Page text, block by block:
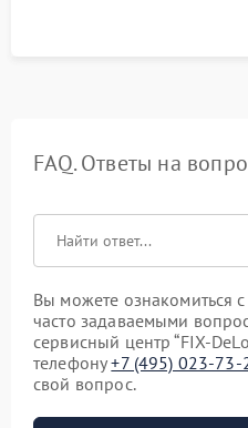
FAQ. Ответы на
Вы можете ознакомиться
часто задаваемыми
сервисный центр “FIX-
телефону+7 (495) 023-73-
свой вопрос.